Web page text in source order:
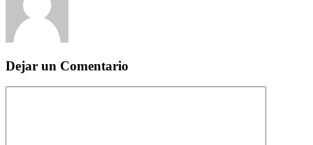
Dejar un Comentario